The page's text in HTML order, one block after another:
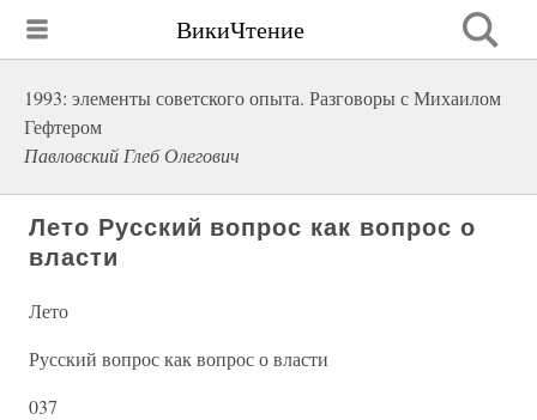
ВикиЧтение
1993: элементы советского опыта. Разговоры с Михаилом
Гефтером
Павловский Глеб Олегович
Лето Русский вопрос как вопрос о
власти
Лето
Русский вопрос как вопрос о власти
037